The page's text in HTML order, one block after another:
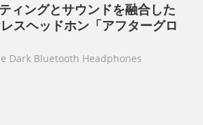
ィングとサウンドを融合した
スヘッドホン「アフターグロ
Dark Bluetooth Headphones